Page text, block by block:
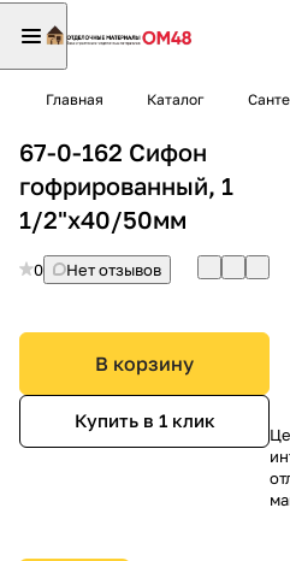
Главная Каталог
67-0-162 Сифон
гофрированный, 1
1/2"х40/50мм
0 Нет отзывов
В корзину
Купить в 1 клик